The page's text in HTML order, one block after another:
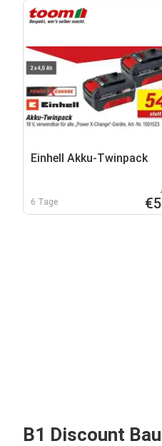
Einhell Akku-Twinpack
6 Tage
B1 Discount